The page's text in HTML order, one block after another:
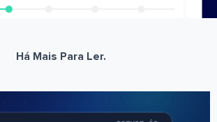
Há Mais Para Ler.